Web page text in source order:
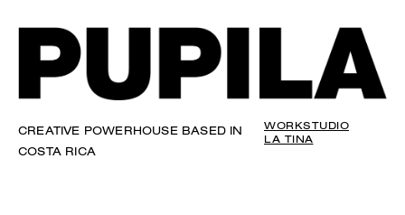
CREATIVE POWERHOUSE BASED IN
COSTA RICA
WORKSTUDIO
LA TINA